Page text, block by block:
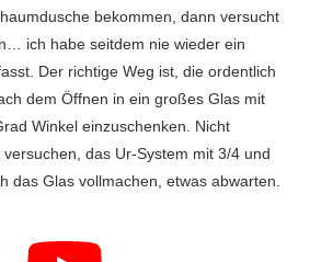
bekommen, dann versucht
ich habe seitdem nie wieder ein
Der richtige Weg ist, die ordentlich
dem Öffnen in ein großes Glas mit
Winkel einzuschenken. Nicht
das Ur-System mit 3/4 und
das Glas vollmachen, etwas abwarten.